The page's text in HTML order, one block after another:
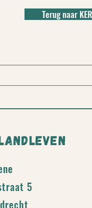
Terug naar
5